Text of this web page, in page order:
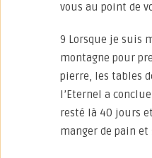
vous au point de
9 Lorsque je suis
montagne pour
pierre, les tables
l’Eternel a
resté là 40 jours
manger de pain et